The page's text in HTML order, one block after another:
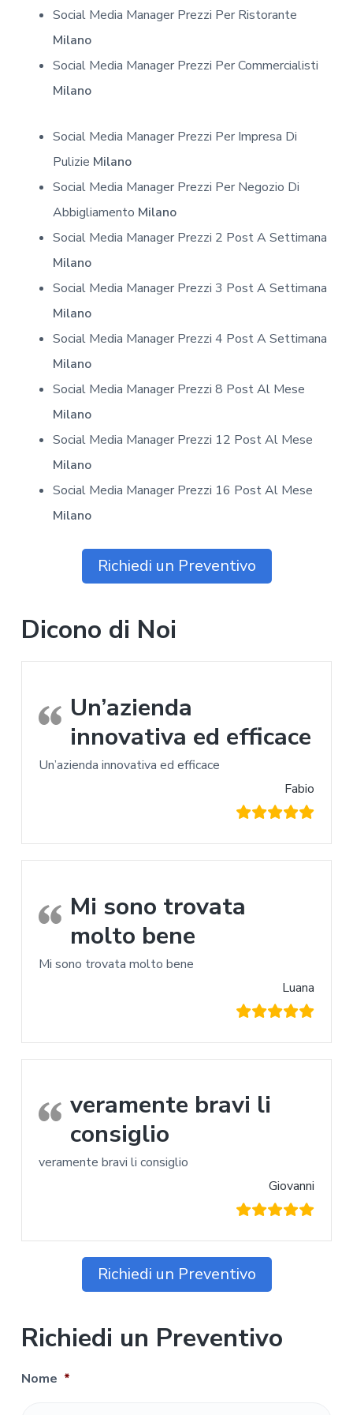
Social Media Manager Prezzi Per Ristorante
Milano
Social Media Manager Prezzi Per Commercialisti
Milano
Social Media Manager Prezzi Per Impresa Di
Pulizie Milano
Social Media Manager Prezzi Per Negozio Di
Abbigliamento Milano
Social Media Manager Prezzi 2 Post A Settimana
Milano
Social Media Manager Prezzi 3 Post A Settimana
Milano
Social Media Manager Prezzi 4 Post A Settimana
Milano
Social Media Manager Prezzi 8 Post Al Mese
Milano
Social Media Manager Prezzi 12 Post Al Mese
Milano
Social Media Manager Prezzi 16 Post Al Mese
Milano
Richiedi un Preventivo
Dicono di Noi
Un’azienda
innovativa ed efficace
Un’azienda innovativa ed efficace
Fabio
Mi sono trovata
molto bene
Mi sono trovata molto bene
Luana
veramente bravi li
consiglio
veramente bravi li consiglio
Giovanni
Richiedi un Preventivo
Richiedi un Preventivo
Nome *